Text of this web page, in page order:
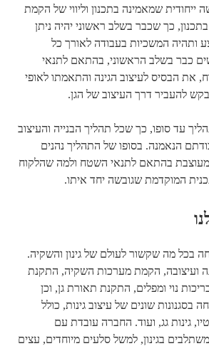
ייחודית שמאמינה בתכנון וליווי של הקמת
כך שכבר בשלב ראשוני יהיה ניתן
ותהיה המשכיות בעבודה לאורך כל
כבר בשלב הראשוני, בהתאם לתנאי
את הבסיס לעיצוב הגינה והתאמתו לאופי
להעביר דרך העיצוב של הגן.
עד סופו, כך שכל תהליך הבנייה והעיצוב
הנאמנה. בסופו של התהליך נהנים
מעוצבת בהתאם לתנאי השטח ולמה שהלקוח
המוקדמת שגובשה יחד איתו.
בכל מה שקשור לעולם של גינון והשקיה.
ועיצובה, הקמת מערכות השקיה, התקנת
נוי ומפלים, התקנת תאורת גן, וכן
שונים של עיצוב גינות, כולל
גינות גג, ועוד. החברה עובדת עם
בגינון, למשל סלעים מיוחדים, עצים